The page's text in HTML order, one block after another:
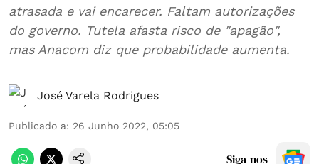
atrasada e vai encarecer. Faltam autorizações
do governo. Tutela afasta risco de "apagão",
mas Anacom diz que probabilidade aumenta.
José Varela Rodrigues
Publicado a: 26 Junho 2022, 05:05
Siga-nos